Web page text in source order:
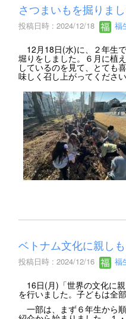
さつまいもを掘りまし
投稿日時 : 2024/12/18 福
12月18日(水)に、２年生
堀りをしました。６月に植
しているのを見て、とても
味しく召し上がってくださ
ベトナム文化に親し
投稿日時 : 2024/12/16 福
16日(月)「世界の文化に
を行いました。子どもは全
一部は、まず６年生から